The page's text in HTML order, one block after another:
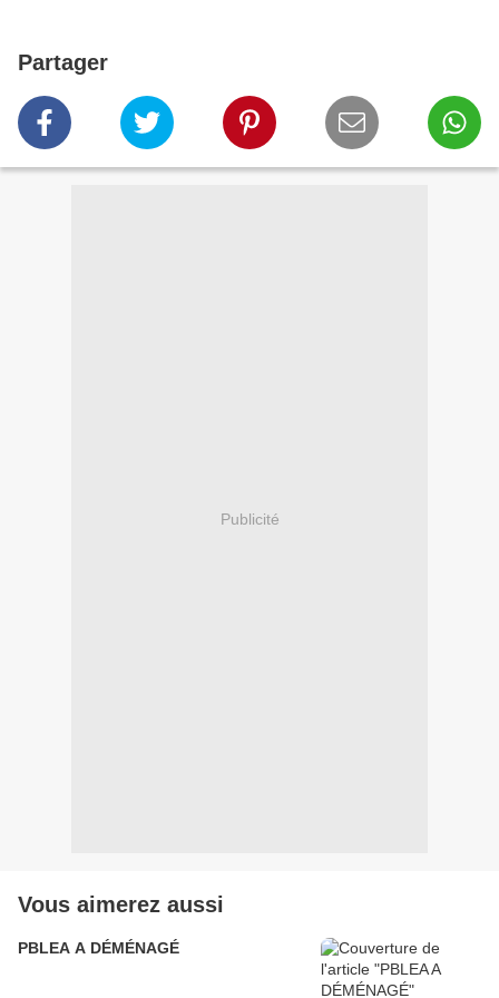
Partager
Publicité
Vous aimerez aussi
PBLEA A DÉMÉNAGÉ